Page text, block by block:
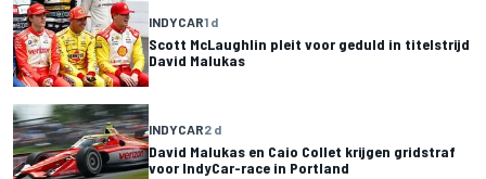
INDYCAR1 d
Scott McLaughlin pleit voor geduld in titelstrijd
David Malukas
INDYCAR2 d
David Malukas en Caio Collet krijgen gridstraf
voor IndyCar-race in Portland